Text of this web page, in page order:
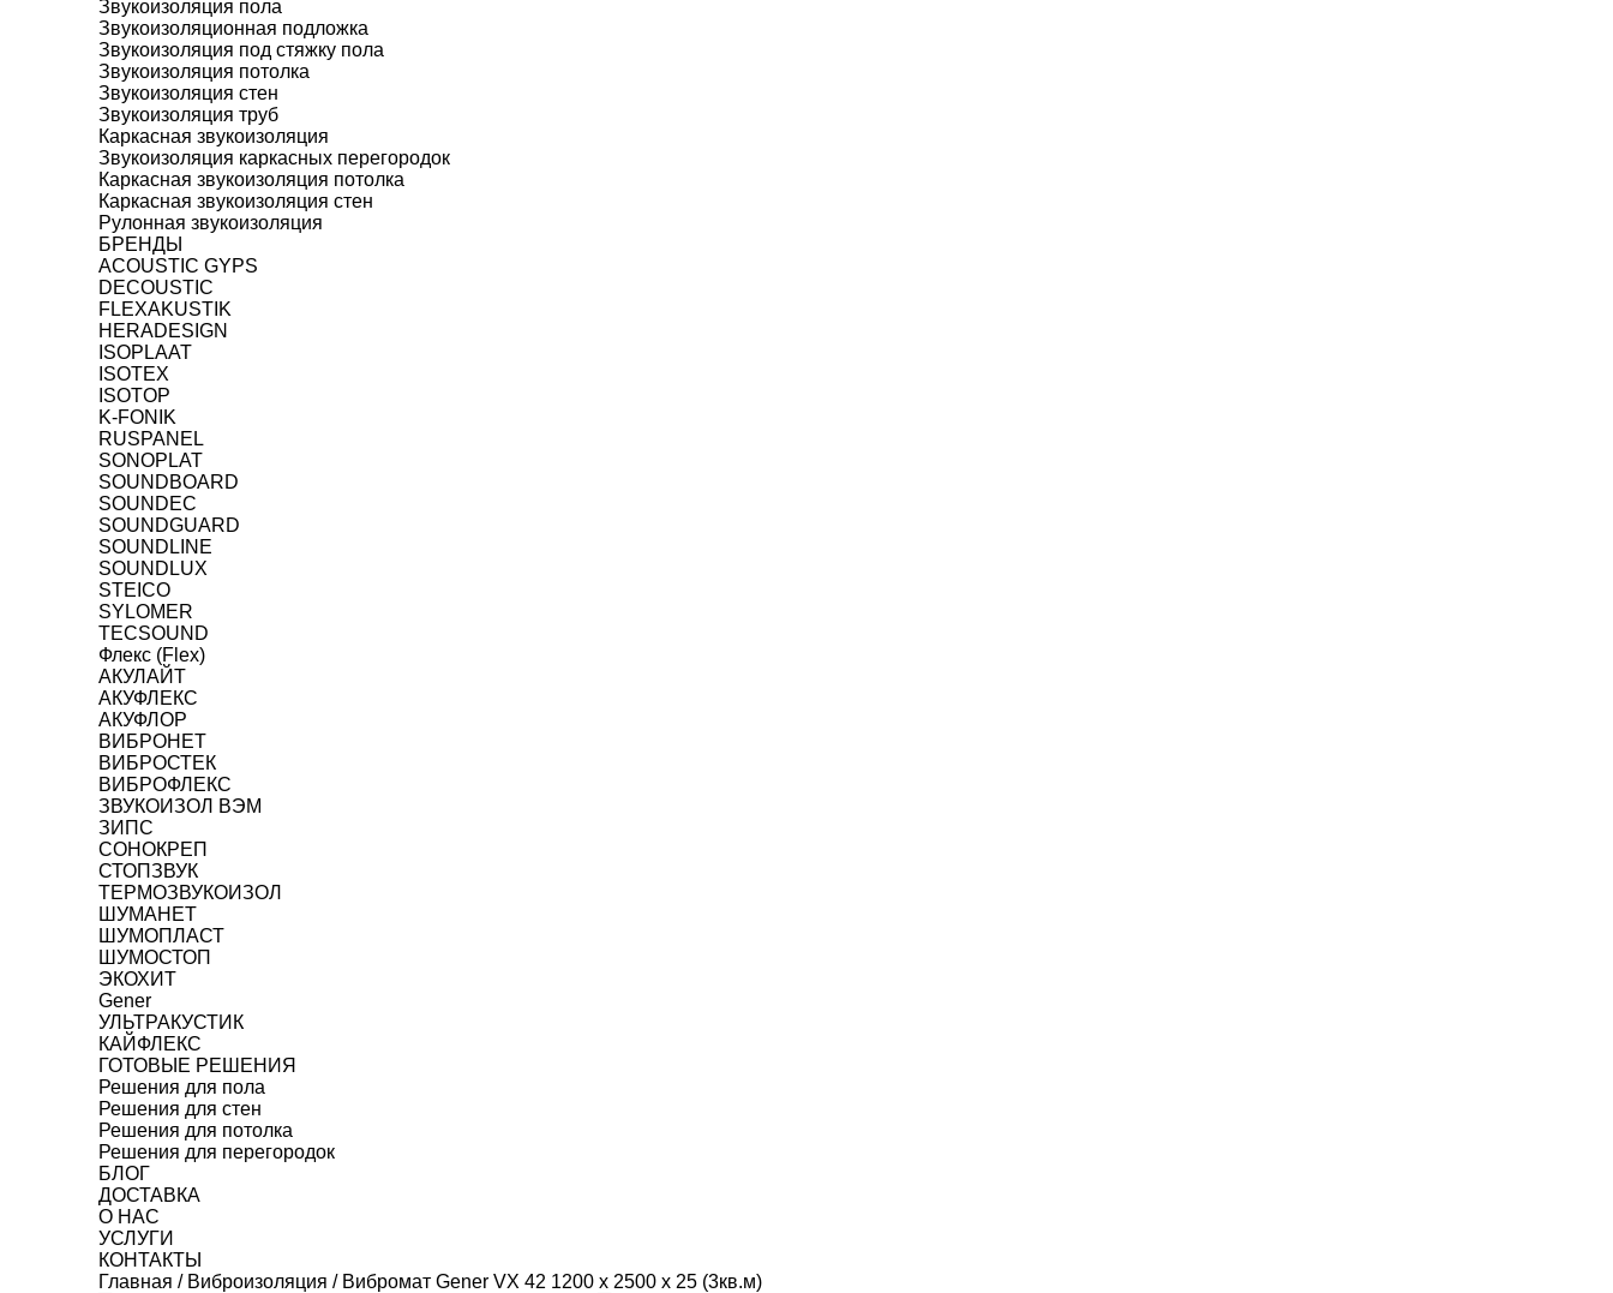
Звукоизоляция пола
Звукоизоляционная подложка
Звукоизоляция под стяжку пола
Звукоизоляция потолка
Звукоизоляция стен
Звукоизоляция труб
Каркасная звукоизоляция
Звукоизоляция каркасных перегородок
Каркасная звукоизоляция потолка
Каркасная звукоизоляция стен
Рулонная звукоизоляция
БРЕНДЫ
ACOUSTIC GYPS
DECOUSTIC
FLEXAKUSTIK
HERADESIGN
ISOPLAAT
ISOTEX
ISOTOP
K-FONIK
RUSPANEL
SONOPLAT
SOUNDBOARD
SOUNDEC
SOUNDGUARD
SOUNDLINE
SOUNDLUX
STEICO
SYLOMER
TECSOUND
Флекс (Flex)
АКУЛАЙТ
АКУФЛЕКС
АКУФЛОР
ВИБРОНЕТ
ВИБРОСТЕК
ВИБРОФЛЕКС
ЗВУКОИЗОЛ ВЭМ
ЗИПС
СОНОКРЕП
СТОПЗВУК
ТЕРМОЗВУКОИЗОЛ
ШУМАНЕТ
ШУМОПЛАСТ
ШУМОСТОП
ЭКОХИТ
Gener
УЛЬТРАКУСТИК
КАЙФЛЕКС
ГОТОВЫЕ РЕШЕНИЯ
Решения для пола
Решения для стен
Решения для потолка
Решения для перегородок
БЛОГ
ДОСТАВКА
О НАС
УСЛУГИ
КОНТАКТЫ
Главная / Виброизоляция / Вибромат Gener VX 42 1200 х 2500 х 25 (3кв.м)